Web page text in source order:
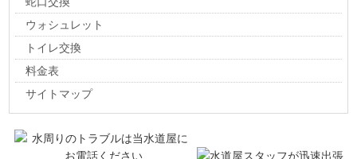
ウォシュレット
トイレ交換
料金表
サイトマップ